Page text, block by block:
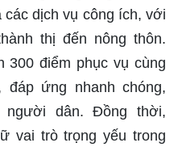
dịch vụ công ích, với
thị đến nông thôn.
300 điểm phục vụ cùng
ứng nhanh chóng,
dân. Đồng thời,
vai trò trọng yếu trong